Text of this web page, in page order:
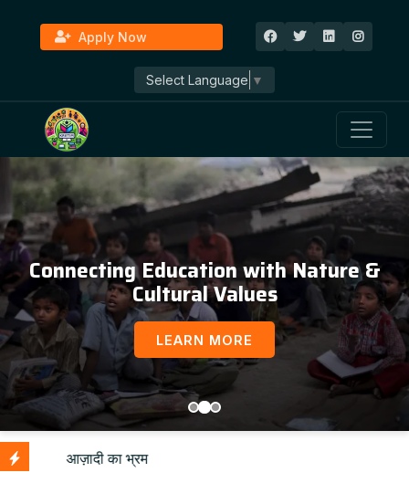
Apply Now
Select Language ▼
Connecting Education with Nature &
Cultural Values
LEARN MORE